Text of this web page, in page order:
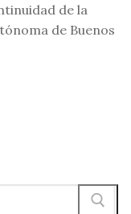
de la
de Buenos